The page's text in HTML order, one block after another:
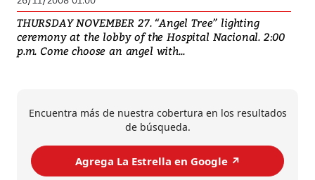
THURSDAY NOVEMBER 27. “Angel Tree” lighting
ceremony at the lobby of the Hospital Nacional. 2:00
p.m. Come choose an angel with...
Encuentra más de nuestra cobertura en los resultados
de búsqueda.
Agrega La Estrella en Google ↗️